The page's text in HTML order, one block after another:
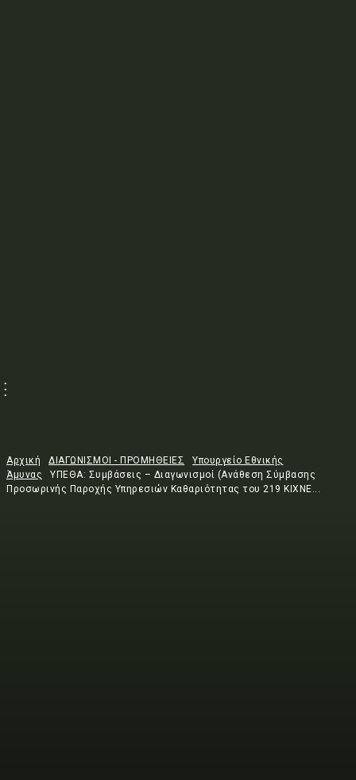
Αρχική ΔΙΑΓΩΝΙΣΜΟΙ - ΠΡΟΜΗΘΕΙΕΣ
Υπουργείο Εθνικής
Άμυνας
ΥΠΕΘΑ: Συμβάσεις – Διαγωνισμοί (Ανάθεση Σύμβασης
Προσωρινής Παροχής Υπηρεσιών Καθαριότητας του 219 ΚΙΧΝΕ...